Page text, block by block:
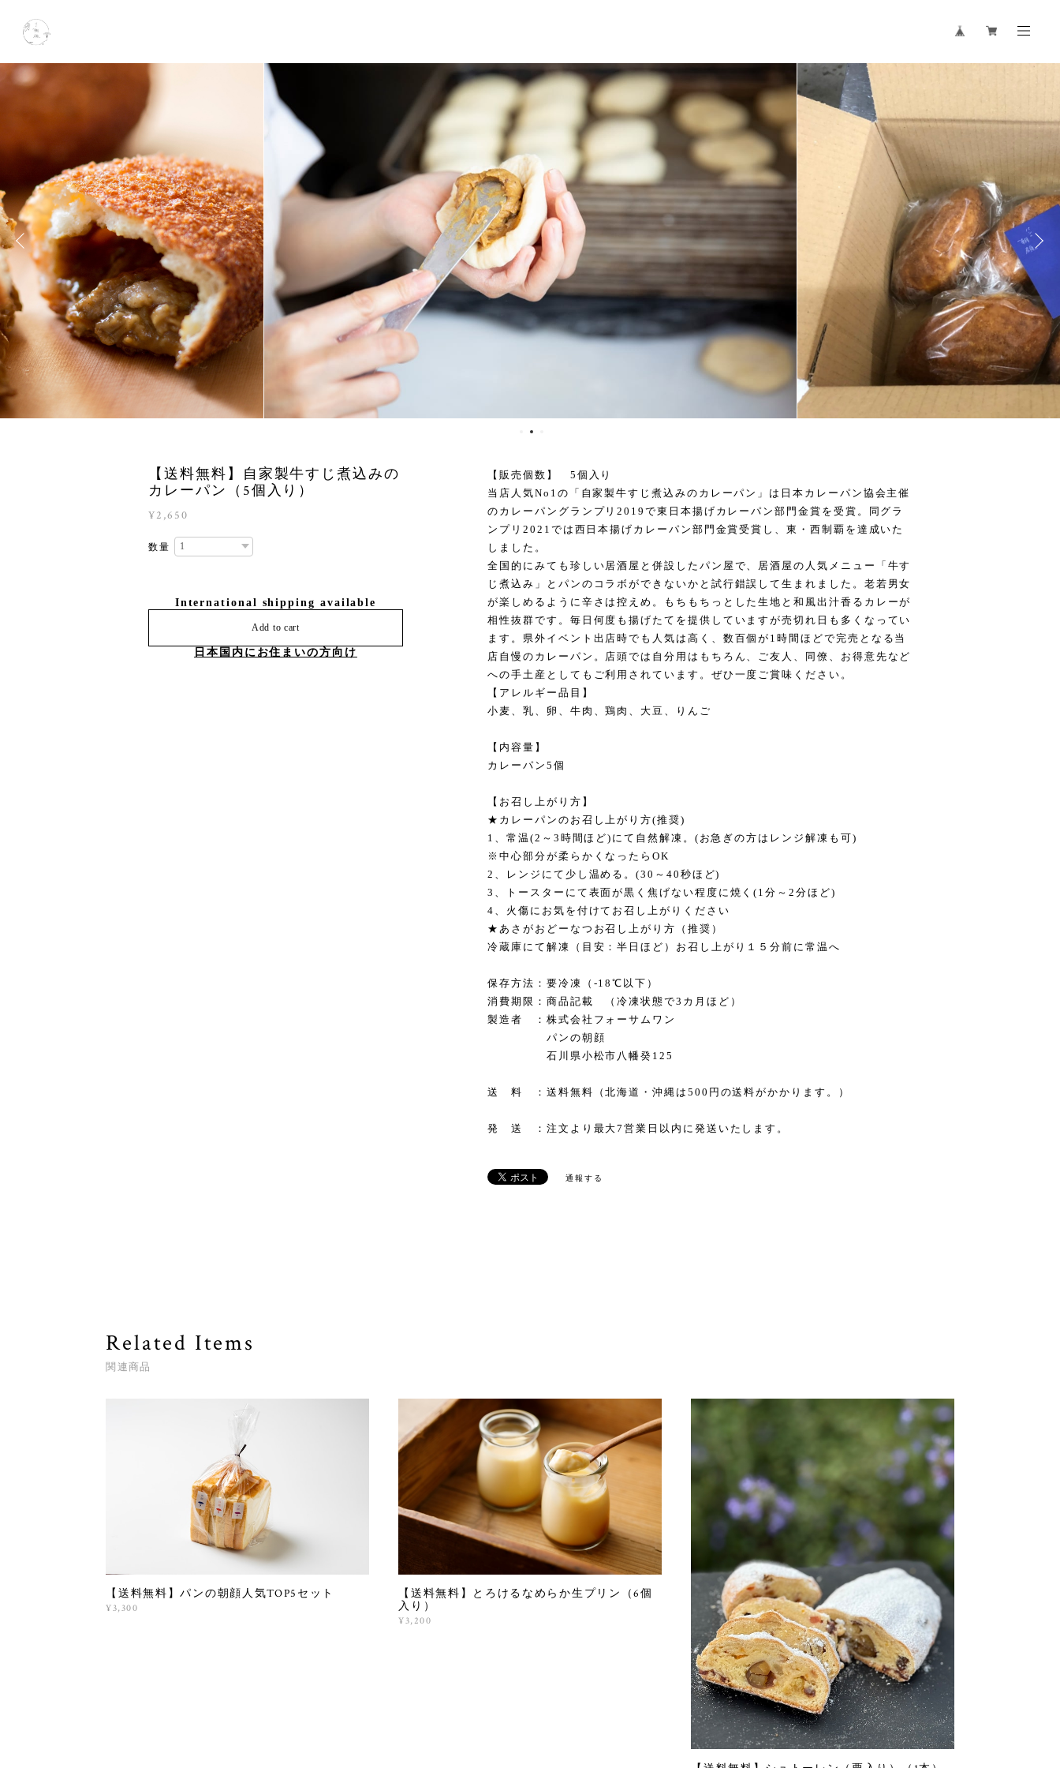
【送料無料】自家製牛すじ煮込みの
カレーパン（5個入り）
¥2,650
数量
International shipping available
Add to cart
日本国内にお住まいの方向け
【販売個数】 5個入り
当店人気No1の「自家製牛すじ煮込みのカレーパン」は日本カレーパン協会主催
のカレーパングランプリ2019で東日本揚げカレーパン部門金賞を受賞。同グラ
ンプリ2021では西日本揚げカレーパン部門金賞受賞し、東・西制覇を達成いた
しました。
全国的にみても珍しい居酒屋と併設したパン屋で、居酒屋の人気メニュー「牛す
じ煮込み」とパンのコラボができないかと試行錯誤して生まれました。老若男女
が楽しめるように辛さは控えめ。もちもちっとした生地と和風出汁香るカレーが
相性抜群です。毎日何度も揚げたてを提供していますが売切れ日も多くなってい
ます。県外イベント出店時でも人気は高く、数百個が1時間ほどで完売となる当
店自慢のカレーパン。店頭では自分用はもちろん、ご友人、同僚、お得意先など
への手土産としてもご利用されています。ぜひ一度ご賞味ください。
【アレルギー品目】
小麦、乳、卵、牛肉、鶏肉、大豆、りんご
【内容量】
カレーパン5個
【お召し上がり方】
★カレーパンのお召し上がり方(推奨)
1、常温(2～3時間ほど)にて自然解凍。(お急ぎの方はレンジ解凍も可)
※中心部分が柔らかくなったらOK
2、レンジにて少し温める。(30～40秒ほど)
3、トースターにて表面が黒く焦げない程度に焼く(1分～2分ほど)
4、火傷にお気を付けてお召し上がりください
★あさがおどーなつお召し上がり方（推奨）
冷蔵庫にて解凍（目安：半日ほど）お召し上がり１５分前に常温へ
保存方法：要冷凍（-18℃以下）
消費期限：商品記載 （冷凍状態で3カ月ほど）
製造者 ：株式会社フォーサムワン
パンの朝顔
石川県小松市八幡癸125
送 料 ：送料無料（北海道・沖縄は500円の送料がかかります。）
発 送 ：注文より最大7営業日以内に発送いたします。
通報する
Related Items
関連商品
【送料無料】パンの朝顔人気TOP5セット
¥3,300
【送料無料】とろけるなめらか生プリン（6個
入り）
¥3,200